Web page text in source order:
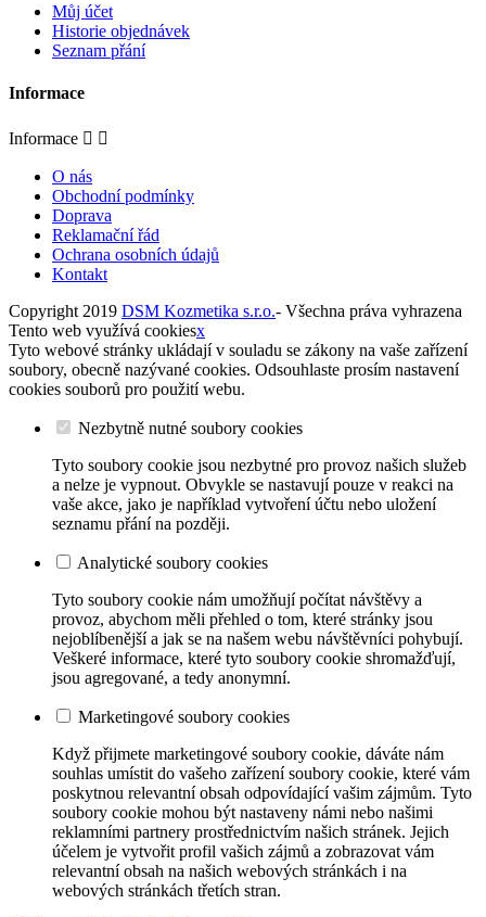
Můj účet
Historie objednávek
Seznam přání
Informace
Informace  
O nás
Obchodní podmínky
Doprava
Reklamační řád
Ochrana osobních údajů
Kontakt
Copyright 2019 DSM Kozmetika s.r.o.- Všechna práva vyhrazena
Tento web využívá cookiesx
Tyto webové stránky ukládají v souladu se zákony na vaše zařízení
soubory, obecně nazývané cookies. Odsouhlaste prosím nastavení
cookies souborů pro použití webu.
Nezbytně nutné soubory cookies
Tyto soubory cookie jsou nezbytné pro provoz našich služeb
a nelze je vypnout. Obvykle se nastavují pouze v reakci na
vaše akce, jako je například vytvoření účtu nebo uložení
seznamu přání na později.
Analytické soubory cookies
Tyto soubory cookie nám umožňují počítat návštěvy a
provoz, abychom měli přehled o tom, které stránky jsou
nejoblíbenější a jak se na našem webu návštěvníci pohybují.
Veškeré informace, které tyto soubory cookie shromažďují,
jsou agregované, a tedy anonymní.
Marketingové soubory cookies
Když přijmete marketingové soubory cookie, dáváte nám
souhlas umístit do vašeho zařízení soubory cookie, které vám
poskytnou relevantní obsah odpovídající vašim zájmům. Tyto
soubory cookie mohou být nastaveny námi nebo našimi
reklamními partnery prostřednictvím našich stránek. Jejich
účelem je vytvořit profil vašich zájmů a zobrazovat vám
relevantní obsah na našich webových stránkách i na
webových stránkách třetích stran.